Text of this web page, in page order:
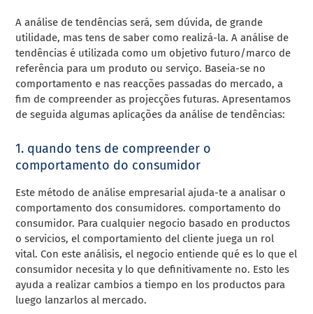
A análise de tendências será, sem dúvida, de grande
utilidade, mas tens de saber como realizá-la. A análise de
tendências é utilizada como um objetivo futuro/marco de
referência para um produto ou serviço. Baseia-se no
comportamento e nas reacções passadas do mercado, a
fim de compreender as projecções futuras. Apresentamos
de seguida algumas aplicações da análise de tendências:
1. quando tens de compreender o
comportamento do consumidor
Este método de análise empresarial ajuda-te a analisar o
comportamento dos consumidores. comportamento do
consumidor. Para cualquier negocio basado en productos
o servicios, el comportamiento del cliente juega un rol
vital. Con este análisis, el negocio entiende qué es lo que el
consumidor necesita y lo que definitivamente no. Esto les
ayuda a realizar cambios a tiempo en los productos para
luego lanzarlos al mercado.